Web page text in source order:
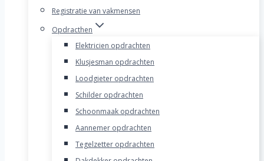
Registratie van vakmensen
Opdracthen
Elektricien opdrachten
Klusjesman opdrachten
Loodgieter opdrachten
Schilder opdrachten
Schoonmaak opdrachten
Aannemer opdrachten
Tegelzetter opdrachten